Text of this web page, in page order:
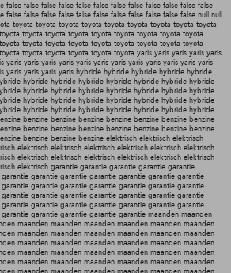
false false false false false false false false false false false false
false false false false false false false false false false false null null
toyota toyota toyota toyota toyota toyota toyota toyota toyota
toyota toyota toyota toyota toyota toyota toyota toyota
toyota toyota toyota toyota toyota toyota toyota toyota
toyota toyota toyota toyota toyota yaris yaris yaris yaris yaris
yaris yaris yaris yaris yaris yaris yaris yaris yaris yaris yaris yaris
yaris yaris yaris yaris hybride hybride hybride hybride hybride
hybride hybride hybride hybride hybride hybride hybride
hybride hybride hybride hybride hybride hybride hybride
hybride hybride hybride hybride hybride hybride hybride
hybride hybride hybride hybride hybride hybride hybride
benzine benzine benzine benzine benzine benzine benzine
benzine benzine benzine benzine benzine benzine benzine
benzine benzine benzine elektrisch elektrisch elektrisch
elektrisch elektrisch elektrisch elektrisch elektrisch elektrisch
elektrisch elektrisch elektrisch elektrisch elektrisch elektrisch
elektrisch garantie garantie garantie garantie garantie
garantie garantie garantie garantie garantie garantie
garantie garantie garantie garantie garantie garantie
garantie garantie garantie garantie garantie garantie
garantie garantie garantie garantie garantie garantie
garantie garantie garantie garantie maanden maanden
maanden maanden maanden maanden maanden maanden
maanden maanden maanden maanden maanden maanden
maanden maanden maanden maanden maanden maanden
maanden maanden maanden maanden maanden maanden
maanden maanden maanden maanden maanden maanden
maanden maanden maanden maanden maanden maanden